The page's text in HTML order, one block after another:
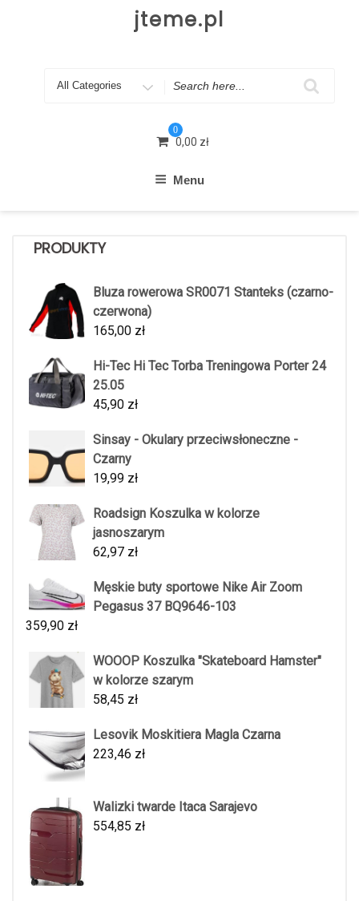
jteme.pl
Search
0
0,00 zł
Menu
PRODUKTY
Bluza rowerowa SR0071 Stanteks (czarno-
czerwona)
165,00 zł
Hi-Tec Hi Tec Torba Treningowa Porter 24
25.05
45,90 zł
Sinsay - Okulary przeciwsłoneczne -
Czarny
19,99 zł
Roadsign Koszulka w kolorze
jasnoszarym
62,97 zł
Męskie buty sportowe Nike Air Zoom
Pegasus 37 BQ9646-103
359,90 zł
WOOOP Koszulka "Skateboard Hamster"
w kolorze szarym
58,45 zł
Lesovik Moskitiera Magla Czarna
223,46 zł
Walizki twarde Itaca Sarajevo
554,85 zł